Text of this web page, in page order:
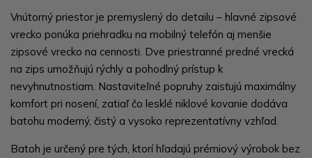
Vnútorný priestor je premyslený do detailu – hlavné zipsové
vrecko ponúka priehradku na mobilný telefón aj menšie
zipsové vrecko na cennosti. Dve priestranné predné vrecká
na zips umožňujú rýchly a pohodlný prístup k
nevyhnutnostiam. Nastaviteľné popruhy zaisťujú maximálny
komfort pri nosení, zatiaľ čo lesklé niklové kovanie dodáva
batohu moderný, čistý a vysoko reprezentatívny vzhľad.
Batoh je určený pre tých, ktorí hľadajú prémiový výrobok bez